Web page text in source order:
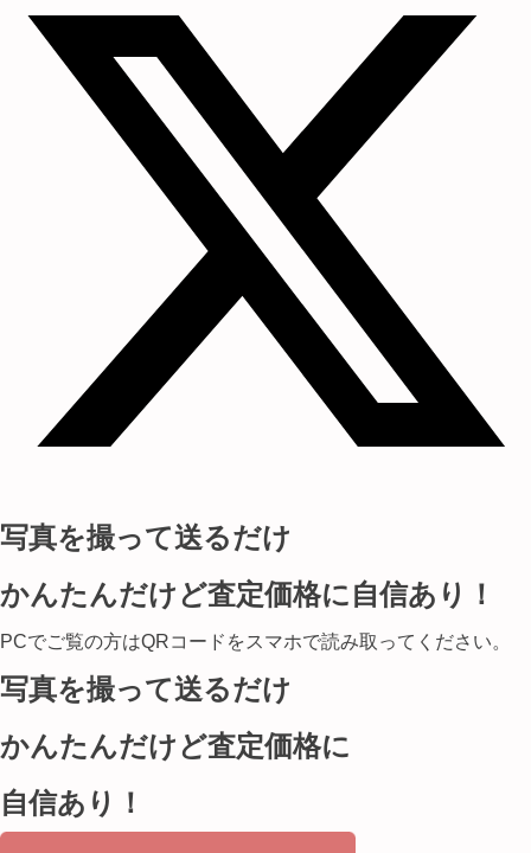
写真を撮って送るだけ
かんたんだけど査定価格に自信あり！
PCでご覧の方はQRコードをスマホで読み取ってください。
写真を撮って送るだけ
かんたんだけど査定価格に
自信あり！